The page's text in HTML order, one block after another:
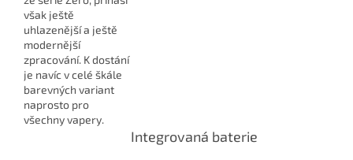
však ještě
uhlazenější a ještě
modernější
zpracování. K dostání
je navíc v celé škále
barevných variant
naprosto pro
všechny vapery.
Integrovaná baterie